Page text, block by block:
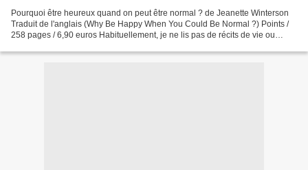
Pourquoi être heureux quand on peut être normal ? de Jeanette Winterson
Traduit de l'anglais (Why Be Happy When You Could Be Normal ?) Points /
258 pages / 6,90 euros Habituellement, je ne lis pas de récits de vie ou